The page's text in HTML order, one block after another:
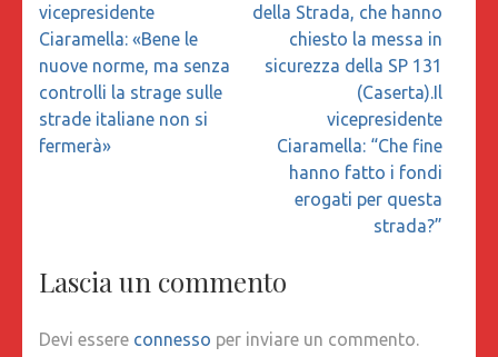
vicepresidente
Ciaramella: «Bene le
nuove norme, ma senza
controlli la strage sulle
strade italiane non si
fermerà»
della Strada, che hanno
chiesto la messa in
sicurezza della SP 131
(Caserta).Il
vicepresidente
Ciaramella: “Che fine
hanno fatto i fondi
erogati per questa
strada?”
Lascia un commento
Devi essere connesso per inviare un commento.